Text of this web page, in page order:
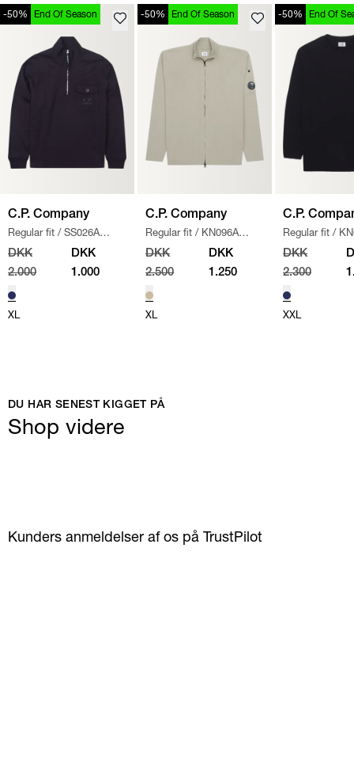
-50% End Of Season
C.P. Company
Regular fit / SS026A
005086W SWEATSHIRT
DKK
2.000
DKK
1.000
XL
-50% End Of Season
C.P. Company
Regular fit / KN096A
110560A STRIK / SAND
DKK
2.500
DKK
1.250
XL
-50% End Of
C.P.
Regular fit /
/ NAVY
DKK
2.300
XXL
DU HAR SENEST KIGGET PÅ
Shop videre
Kunders anmeldelser af os på TrustPilot